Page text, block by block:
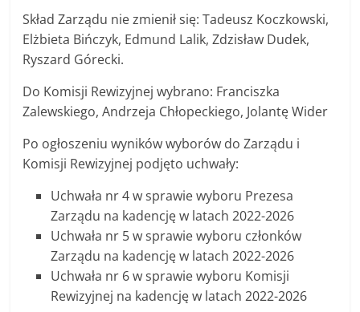
Skład Zarządu nie zmienił się: Tadeusz Koczkowski,
Elżbieta Bińczyk, Edmund Lalik, Zdzisław Dudek,
Ryszard Górecki.
Do Komisji Rewizyjnej wybrano: Franciszka
Zalewskiego, Andrzeja Chłopeckiego, Jolantę Wider
Po ogłoszeniu wyników wyborów do Zarządu i
Komisji Rewizyjnej podjęto uchwały:
Uchwała nr 4 w sprawie wyboru Prezesa
Zarządu na kadencję w latach 2022-2026
Uchwała nr 5 w sprawie wyboru członków
Zarządu na kadencję w latach 2022-2026
Uchwała nr 6 w sprawie wyboru Komisji
Rewizyjnej na kadencję w latach 2022-2026